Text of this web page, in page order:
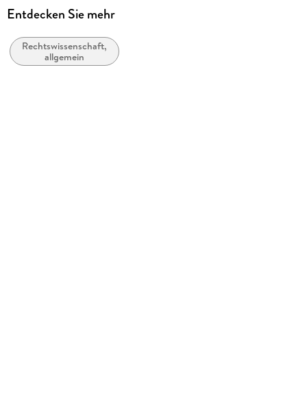
Produktart
Gewicht
352 g
Entdecken Sie mehr
Rechtswissenschaft,
allgemein